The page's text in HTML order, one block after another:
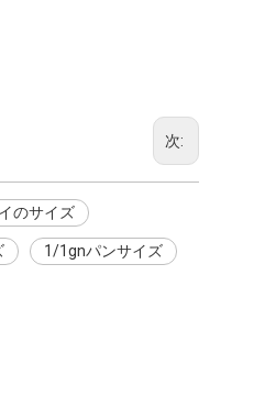
次:
のサイズ
1/1gnパンサイズ